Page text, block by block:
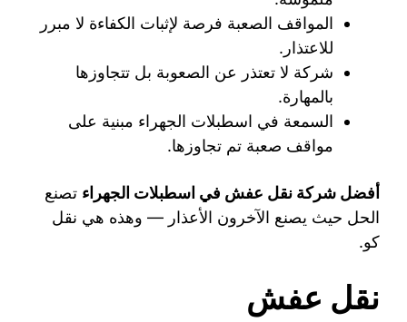
المواقف الصعبة فرصة لإثبات الكفاءة لا مبرر
للاعتذار.
شركة لا تعتذر عن الصعوبة بل تتجاوزها
بالمهارة.
السمعة في اسطبلات الجهراء مبنية على
مواقف صعبة تم تجاوزها.
أفضل شركة نقل عفش في اسطبلات الجهراء تصنع
الحل حيث يصنع الآخرون الأعذار — وهذه هي نقل
كو.
نقل عفش